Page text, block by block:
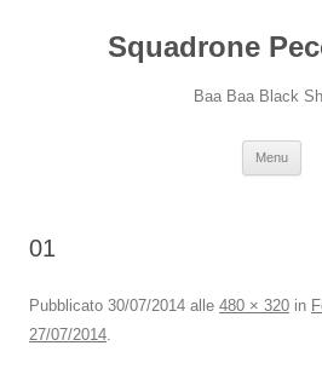
Squadrone
Baa Baa Black
Menu
01
Pubblicato 30/07/2014 alle 480 × 320 in
27/07/2014.